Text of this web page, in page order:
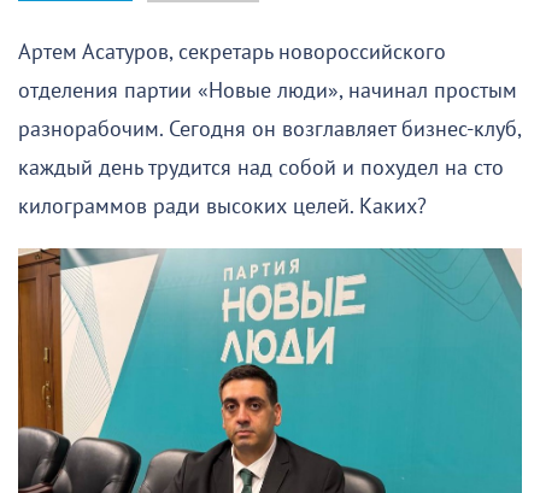
Артем Асатуров, секретарь новороссийского
отделения партии «Новые люди», начинал простым
разнорабочим. Сегодня он возглавляет бизнес-клуб,
каждый день трудится над собой и похудел на сто
килограммов ради высоких целей. Каких?